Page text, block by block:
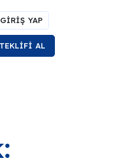
GİRİŞ YAP
AL